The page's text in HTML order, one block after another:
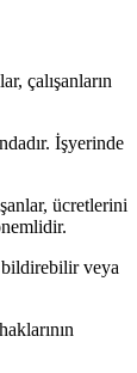
çalışanların
İşyerinde
ücretlerini
bildirebilir veya